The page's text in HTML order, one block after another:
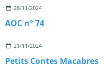
28/11/2024
AOC n° 74
21/11/2024
Petits Contes Macabres